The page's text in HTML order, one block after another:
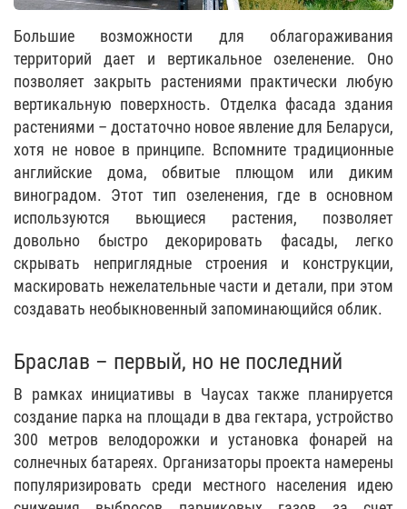
Большие возможности для облагораживания
территорий дает и вертикальное озеленение. Оно
позволяет закрыть растениями практически любую
вертикальную поверхность. Отделка фасада здания
растениями – достаточно новое явление для Беларуси,
хотя не новое в принципе. Вспомните традиционные
английские дома, обвитые плющом или диким
виноградом. Этот тип озеленения, где в основном
используются вьющиеся растения, позволяет
довольно быстро декорировать фасады, легко
скрывать неприглядные строения и конструкции,
маскировать нежелательные части и детали, при этом
создавать необыкновенный запоминающийся облик.
Браслав – первый, но не последний
В рамках инициативы в Чаусах также планируется
создание парка на площади в два гектара, устройство
300 метров велодорожки и установка фонарей на
солнечных батареях. Организаторы проекта намерены
популяризировать среди местного населения идею